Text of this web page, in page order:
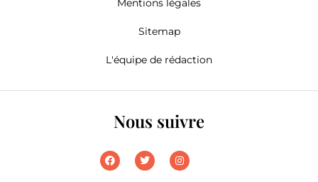
Mentions légales
Sitemap
L'équipe de rédaction
Nous suivre